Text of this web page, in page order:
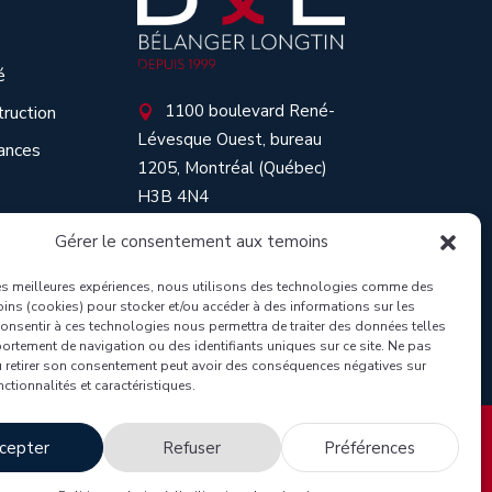
Gérer le consentement aux temoins
meilleures expériences, nous utilisons des technologies comme des
(cookies) pour stocker et/ou accéder à des informations sur les
à ces technologies nous permettra de traiter des données telles
de navigation ou des identifiants uniques sur ce site. Ne pas
son consentement peut avoir des conséquences négatives sur
et caractéristiques.
Refuser Préférences

1100 boulevard René-
Lévesque Ouest, bureau
1205, Montréal (Québec)
H3B 4N4
Avocats inc. Tous Droits Réservés.